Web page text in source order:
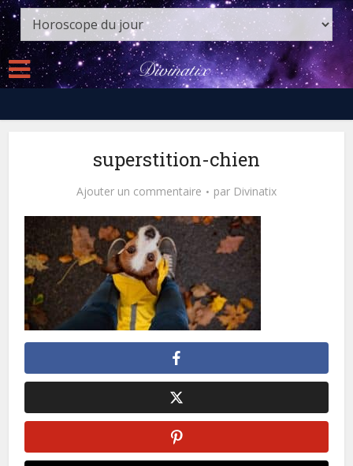
superstition-chien
Ajouter un commentaire par Divinatix